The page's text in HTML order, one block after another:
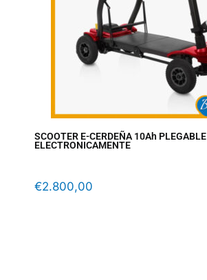
SCOOTER E-CERDEÑA 10Ah PLEGABLE
ELECTRONICAMENTE
€2.800,00